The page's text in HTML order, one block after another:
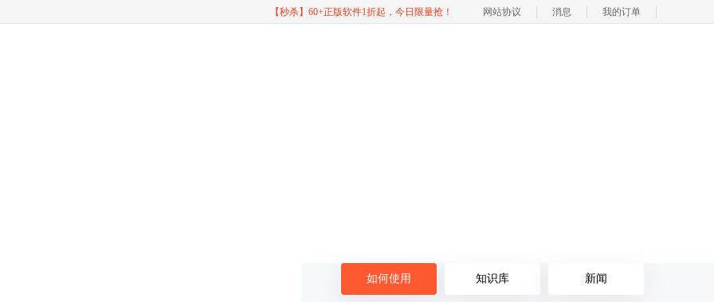
【秒杀】60+正版软件1折起，今日限量抢！ 网站协议 消息 我的订单
如何使用 知识库 新闻